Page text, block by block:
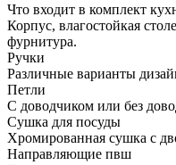
Что входит в комплект
Корпус, влагостойкая
фурнитура.
Ручки
Различные варианты
Петли
С доводчиком или без
Сушка для посуды
Хромированная сушка с
Направляющие пвш